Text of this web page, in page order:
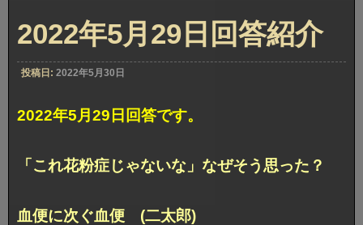
2022年5月29日回答紹介
投稿日: 2022年5月30日
2022年5月29日回答です。
「これ花粉症じゃないな」なぜそう思った？
血便に次ぐ血便 (二太郎)